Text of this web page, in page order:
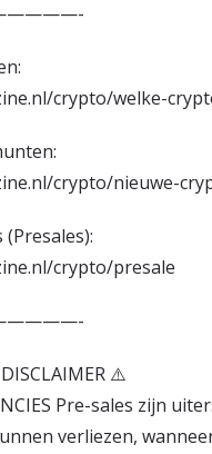
crypto/welke-
crypto/nieuwe-
(Presales):
crypto/presale
⚠️
Pre-sales zijn
verliezen,